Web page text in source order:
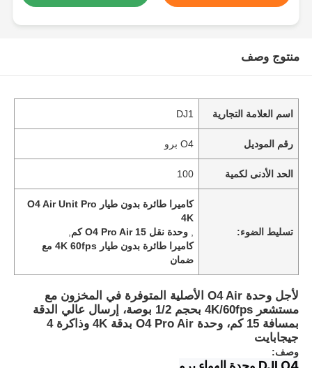
منتوج وصف
اسم العلامة التجارية DJ1
رقم الموديل O4 برو
الحد الأدنى لكمية 100
تسليط الضوء:
كاميرا طائرة بدون طيار O4 Air Unit Pro
4K
,وحدة نقل O4 Pro Air 15 كم
كاميرا طائرة بدون طيار 4K 60fps مع
ضمان
لأجل وحدة O4 Air الأصلية المتوفرة في المخزون مع
مستشعر 4K/60fps بحجم 1/2 بوصة، إرسال عالي الدقة
بمسافة 15 كم، وحدة O4 Pro Air بدقة 4K وذاكرة 4
جيجابايت
وصف: